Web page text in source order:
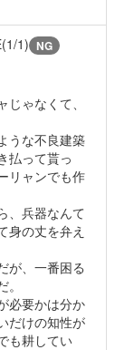
1) NG
ゃなくて、
うな不良建築
払って貰っ
リャンでも作
、兵器なんて
身の丈を弁え
が、一番困る
必要かは分か
だけの知性が
も耕してい